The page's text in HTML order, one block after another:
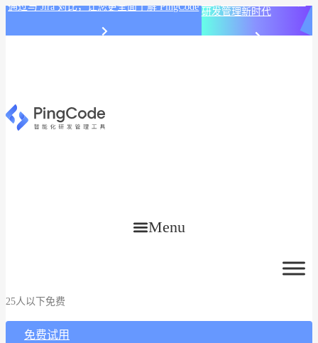
通过与 Jira 对比，让您更全面了解 PingCode 研发管理新时代
Menu
25人以下免费
免费试用